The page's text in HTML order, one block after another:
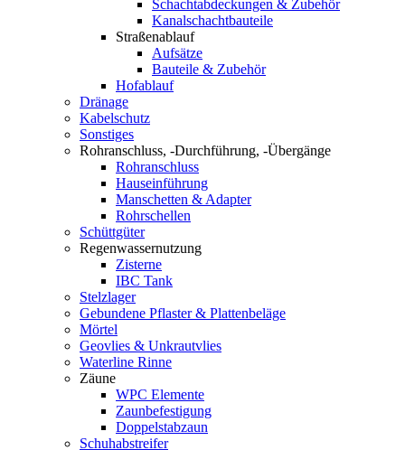
Schachtabdeckungen & Zubehör
Kanalschachtbauteile
Straßenablauf
Aufsätze
Bauteile & Zubehör
Hofablauf
Dränage
Kabelschutz
Sonstiges
Rohranschluss, -Durchführung, -Übergänge
Rohranschluss
Hauseinführung
Manschetten & Adapter
Rohrschellen
Schüttgüter
Regenwassernutzung
Zisterne
IBC Tank
Stelzlager
Gebundene Pflaster & Plattenbeläge
Mörtel
Geovlies & Unkrautvlies
Waterline Rinne
Zäune
WPC Elemente
Zaunbefestigung
Doppelstabzaun
Schuhabstreifer